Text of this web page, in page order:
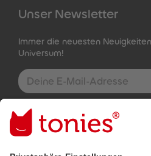
Unser Newsletter
Immer die neuesten
Universum!
E-Mail-Addresse
Mit dem Absenden abonnierst du
auf den von dir bereitgestellten
informationen) und den von dir zu